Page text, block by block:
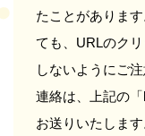
たことがありま
ても、URLのク
しないようにご
連絡は、上記の
お送りいたします